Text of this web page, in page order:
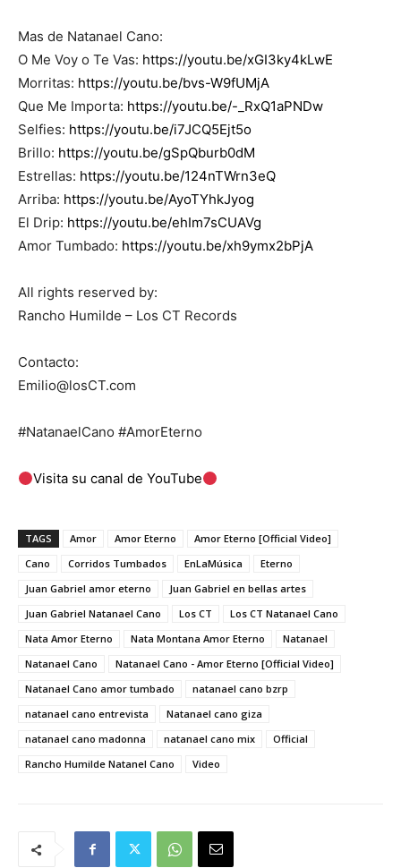
Mas de Natanael Cano:
O Me Voy o Te Vas: https://youtu.be/xGI3ky4kLwE
Morritas: https://youtu.be/bvs-W9fUMjA
Que Me Importa: https://youtu.be/-_RxQ1aPNDw
Selfies: https://youtu.be/i7JCQ5Ejt5o
Brillo: https://youtu.be/gSpQburb0dM
Estrellas: https://youtu.be/124nTWrn3eQ
Arriba: https://youtu.be/AyoTYhkJyog
El Drip: https://youtu.be/ehIm7sCUAVg
Amor Tumbado: https://youtu.be/xh9ymx2bPjA
All rights reserved by:
Rancho Humilde – Los CT Records
Contacto:
Emilio@losCT.com
#NatanaelCano #AmorEterno
Visita su canal de YouTube
TAGS Amor Amor Eterno
Amor Eterno [Official Video]
Cano
Corridos Tumbados EnLaMúsica
Eterno
Juan Gabriel amor eterno
Juan Gabriel en bellas artes
Juan Gabriel Natanael Cano
Los CT
Los CT Natanael Cano
Nata Amor Eterno
Nata Montana Amor Eterno
Natanael
Natanael Cano
Natanael Cano - Amor Eterno [Official Video]
Natanael Cano amor tumbado
natanael cano bzrp
natanael cano entrevista
Natanael cano giza
natanael cano madonna
natanael cano mix
Official
Rancho Humilde Natanel Cano
Video